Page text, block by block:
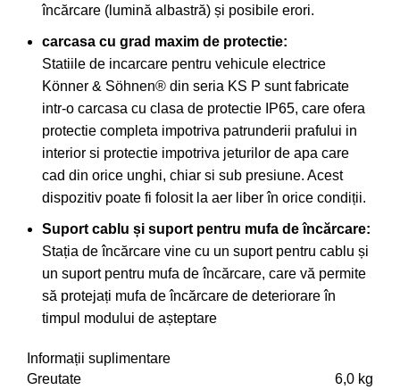
încărcare (lumină albastră) și posibile erori.
carcasa cu grad maxim de protectie:
Statiile de incarcare pentru vehicule electrice
Könner & Söhnen® din seria KS P sunt fabricate
intr-o carcasa cu clasa de protectie IP65, care ofera
protectie completa impotriva patrunderii prafului in
interior si protectie impotriva jeturilor de apa care
cad din orice unghi, chiar si sub presiune. Acest
dispozitiv poate fi folosit la aer liber în orice condiții.
Suport cablu și suport pentru mufa de încărcare:
Stația de încărcare vine cu un suport pentru cablu și
un suport pentru mufa de încărcare, care vă permite
să protejați mufa de încărcare de deteriorare în
timpul modului de așteptare
Informații suplimentare
Greutate
6,0 kg